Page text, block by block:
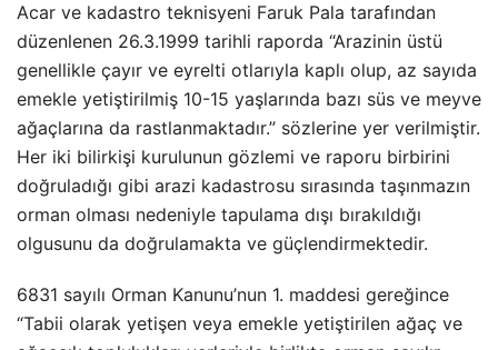
Acar ve kadastro teknisyeni Faruk Pala tarafından
düzenlenen 26.3.1999 tarihli raporda “Arazinin üstü
genellikle çayır ve eyrelti otlarıyla kaplı olup, az sayıda
emekle yetiştirilmiş 10-15 yaşlarında bazı süs ve meyve
ağaçlarına da rastlanmaktadır.” sözlerine yer verilmiştir.
Her iki bilirkişi kurulunun gözlemi ve raporu birbirini
doğruladığı gibi arazi kadastrosu sırasında taşınmazın
orman olması nedeniyle tapulama dışı bırakıldığı
olgusunu da doğrulamakta ve güçlendirmektedir.
6831 sayılı Orman Kanunu’nun 1. maddesi gereğince
“Tabii olarak yetişen veya emekle yetiştirilen ağaç ve